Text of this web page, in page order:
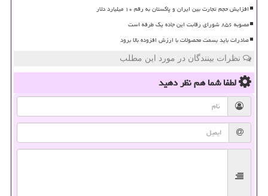
افزایش حجم تجارت بین ایران و پاکستان به رقم ۱۰ میلیارد دلار
مصوبه ۸۵۶ شورای رقابت این جاده یک طرفه است
صادرات باید بسمت محصولات با ارزش افزوده بالا برود
نظرات بینندگان در مورد این مطلب
لطفا شما همنظر دهید